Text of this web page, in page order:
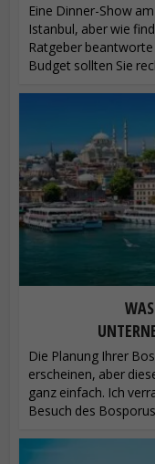
Eine Dinner-Show
Istanbul, aber wie
Ratgeber beantworte
Budget sollten Sie
Die Planung Ihrer
erscheinen, aber
ganz einfach. Ich
Besuch des